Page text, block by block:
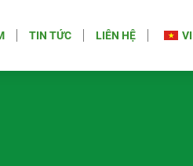
TIN TỨC LIÊN HỆ VI